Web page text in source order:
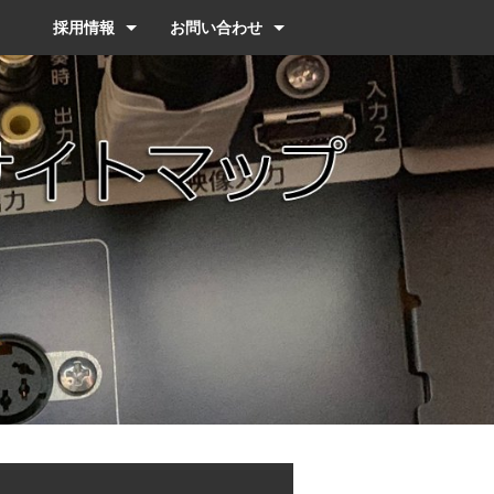
採用情報
応募者へのメッセージ
採用情報
FAQ
教育プログラム
お問い合わせ
お問い合わせ
個人情報保護方針
サイトマップ